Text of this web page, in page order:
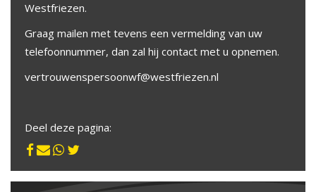
Westfriezen.
Graag mailen met tevens een vermelding van uw
telefoonnummer, dan zal hij contact met u opnemen.
vertrouwenspersoonwf@westfriezen.nl
Deel deze pagina: